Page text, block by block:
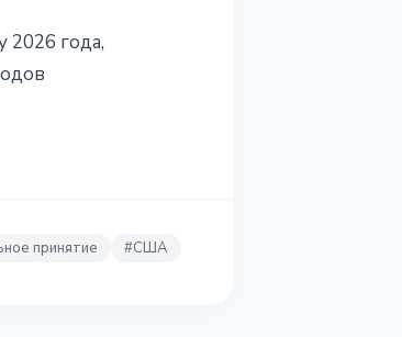
2026 года,
принятие #США